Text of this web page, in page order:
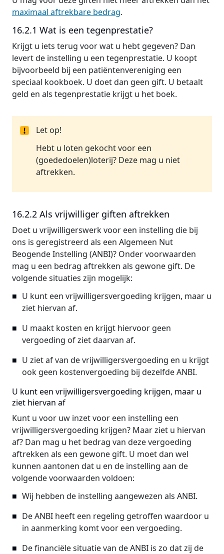
maximaal aftrekbare bedrag.
16.2.1 Wat is een tegenprestatie?
Krijgt u iets terug voor wat u hebt gegeven? Dan
levert de instelling u een tegenprestatie. U koopt
bijvoorbeeld bij een patiëntenvereniging een
speciaal kookboek. U doet dan geen gift. U betaalt
geld en als tegenprestatie krijgt u het boek.
Let op!
Hebt u loten gekocht voor een
(goededoelen)loterij? Deze mag u niet
aftrekken.
16.2.2 Als vrijwilliger giften aftrekken
Doet u vrijwilligerswerk voor een instelling die bij
ons is geregistreerd als een Algemeen Nut
Beogende Instelling (ANBI)? Onder voorwaarden
mag u een bedrag aftrekken als gewone gift. De
volgende situaties zijn mogelijk:
U kunt een vrijwilligersvergoeding krijgen, maar u
ziet hiervan af.
U maakt kosten en krijgt hiervoor geen
vergoeding of ziet daarvan af.
U ziet af van de vrijwilligersvergoeding en u krijgt
ook geen kostenvergoeding bij dezelfde ANBI.
U kunt een vrijwilligersvergoeding krijgen, maar u
ziet hiervan af
Kunt u voor uw inzet voor een instelling een
vrijwilligersvergoeding krijgen? Maar ziet u hiervan
af? Dan mag u het bedrag van deze vergoeding
aftrekken als een gewone gift. U moet dan wel
kunnen aantonen dat u en de instelling aan de
volgende voorwaarden voldoen:
Wij hebben de instelling aangewezen als ANBI.
De ANBI heeft een regeling getroffen waardoor u
in aanmerking komt voor een vergoeding.
De financiële situatie van de ANBI is zo dat zij de